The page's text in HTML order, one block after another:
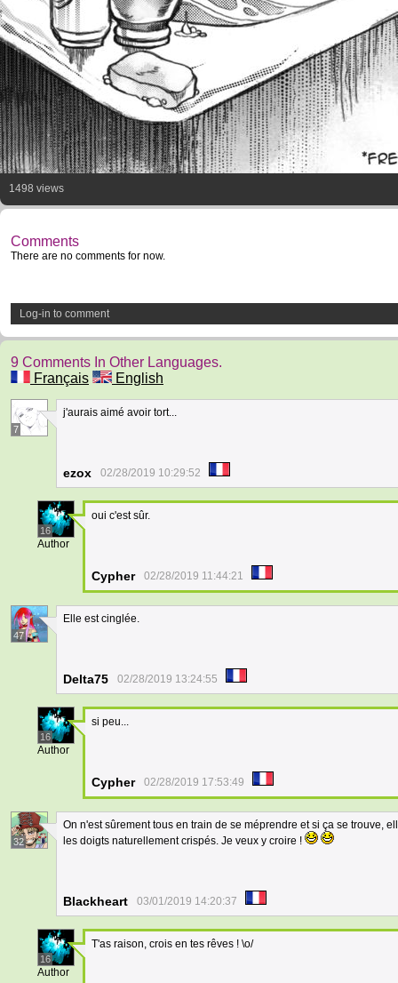
1498 views
Comments
There are no comments for now.
Log-in to comment
9 Comments In Other Languages.
Français
English
7
j'aurais aimé avoir tort...
ezox 02/28/2019 10:29:52
16
Author
oui c'est sûr.
Cypher 02/28/2019 11:44:21
47
Elle est cinglée.
Delta75 02/28/2019 13:24:55
16
Author
si peu...
Cypher 02/28/2019 17:53:49
32
On n'est sûrement tous en train de se méprendre et si ça se trouve,
les doigts naturellement crispés. Je veux y croire !
Blackheart 03/01/2019 14:20:37
16
Author
T'as raison, crois en tes rêves ! \o/